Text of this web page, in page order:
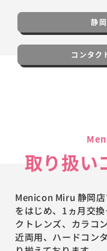
静
コンタク
取り扱い
Menicon Miru 静岡店
をはじめ、1ヵ月交
クトレンズ、カラコ
近両用、ハードコン